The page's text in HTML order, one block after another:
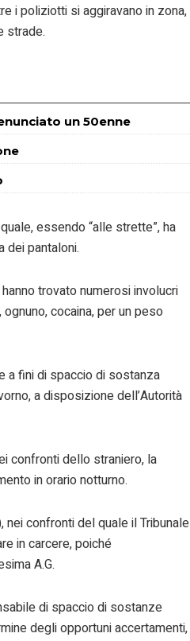
i poliziotti si aggiravano in zona,
strade.
un 50enne
essendo “alle strette”, ha
pantaloni.
trovato numerosi involucri
cocaina, per un peso
a fini di spaccio di sostanza
a disposizione dell’Autorità
confronti dello straniero, la
in orario notturno.
nei confronti del quale il Tribunale
in carcere, poiché
A.G.
di spaccio di sostanze
degli opportuni accertamenti,